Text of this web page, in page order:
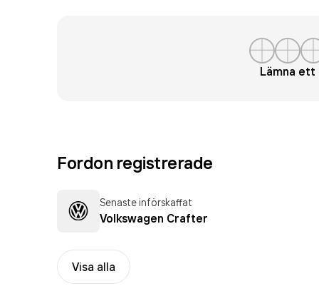
Lämna ett
Fordon registrerade
Senaste införskaffat
Volkswagen Crafter
Visa alla